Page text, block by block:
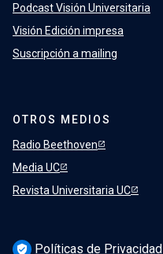
Podcast Visión Universitaria
Visión Edición impresa
Suscripción a mailing
OTROS MEDIOS
Radio Beethoven
Media UC
Revista Universitaria UC
verified_user Políticas de Privacidad